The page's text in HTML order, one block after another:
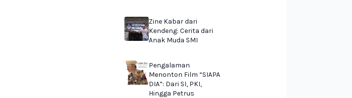
Zine Kabar dari
Kendeng: Cerita dari
Anak Muda SMI
Pengalaman
Menonton Film “SIAPA
DIA”: Dari SI, PKI,
Hingga Petrus